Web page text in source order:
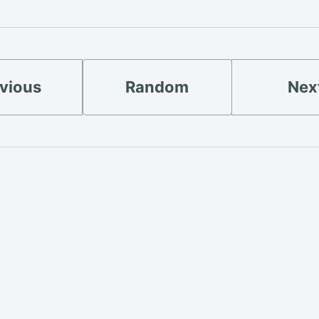
Random